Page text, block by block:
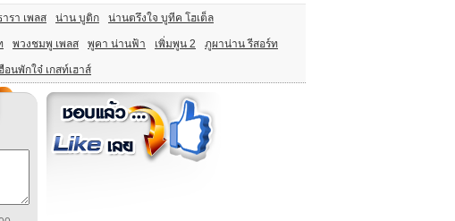
รา เพลส น่าน บูติก น่านตรึงใจ บูทีค โฮเต็ล
พวงชมพู เพลส พูคา น่านฟ้า เพิ่มพูน 2 ภูผาน่าน รีสอร์ท
อนพักใจ๋ เกสท์เฮาส์